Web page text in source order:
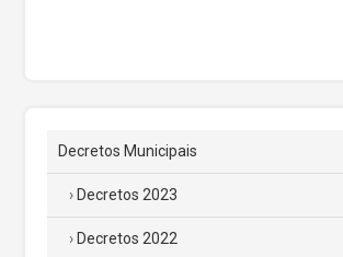
Decretos Municipais
Decretos 2023
Decretos 2022